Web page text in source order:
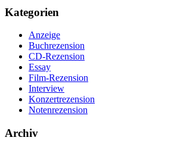
Kategorien
Anzeige
Buchrezension
CD-Rezension
Essay
Film-Rezension
Interview
Konzertrezension
Notenrezension
Archiv